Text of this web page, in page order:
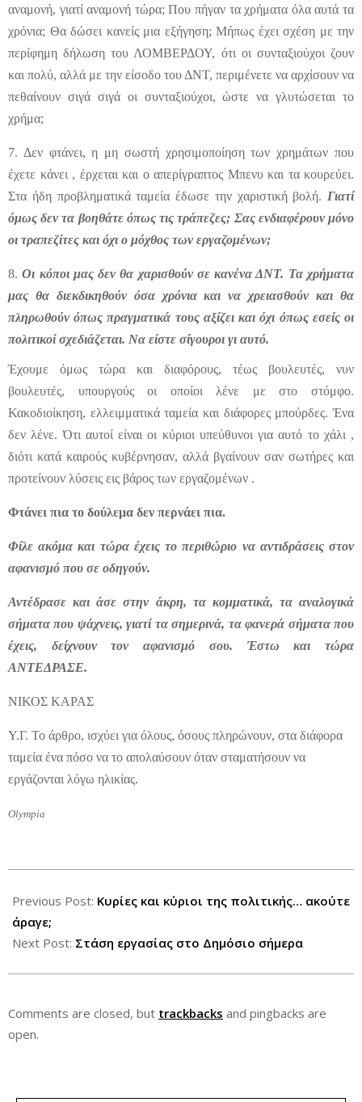
αναμονή, γιατί αναμονή τώρα; Που πήγαν τα χρήματα όλα αυτά τα
χρόνια; Θα δώσει κανείς μια εξήγηση; Μήπως έχει σχέση με την
περίφημη δήλωση του ΛΟΜΒΕΡΔΟΥ, ότι οι συνταξιούχοι ζουν
και πολύ, αλλά με την είσοδο του ΔΝΤ, περιμένετε να αρχίσουν να
πεθαίνουν σιγά σιγά οι συνταξιούχοι, ώστε να γλυτώσεται το
χρήμα;
7. Δεν φτάνει, η μη σωστή χρησιμοποίηση των χρημάτων που
έχετε κάνει , έρχεται και ο απερίγραπτος Μπενυ και τα κουρεύει.
Στα ήδη προβληματικά ταμεία έδωσε την χαριστική βολή. Γιατί
όμως δεν τα βοηθάτε όπως τις τράπεζες; Σας ενδιαφέρουν μόνο
οι τραπεζίτες και όχι ο μόχθος των εργαζομένων;
8.Οι κόποι μας δεν θα χαρισθούν σε κανένα ΔΝΤ. Τα χρήματα
μας θα διεκδικηθούν όσα χρόνια και να χρειασθούν και θα
πληρωθούν όπως πραγματικά τους αξίζει και όχι όπως εσείς οι
πολιτικοί σχεδιάζεται. Να είστε σίγουροι γι αυτό.
Έχουμε όμως τώρα και διαφόρους, τέως βουλευτές, νυν
βουλευτές, υπουργούς οι οποίοι λένε με στο στόμφο.
Κακοδιοίκηση, ελλειμματικά ταμεία και διάφορες μπούρδες. Ένα
δεν λένε. Ότι αυτοί είναι οι κύριοι υπεύθυνοι για αυτό το χάλι ,
διότι κατά καιρούς κυβέρνησαν, αλλά βγαίνουν σαν σωτήρες και
προτείνουν λύσεις εις βάρος των εργαζομένων .
Φτάνει πια το δούλεμα δεν περνάει πια.
Φίλε ακόμα και τώρα έχεις το περιθώριο να αντιδράσεις στον
αφανισμό που σε οδηγούν.
Αντέδρασε και άσε στην άκρη, τα κομματικά, τα αναλογικά
σήματα που ψάχνεις, γιατί τα σημερινά, τα φανερά σήματα που
έχεις, δείχνουν τον αφανισμό σου. Έστω και τώρα
ΑΝΤΕΔΡΑΣΕ.
ΝΙΚΟΣ ΚΑΡΑΣ
Υ.Γ. Το άρθρο, ισχύει για όλους, όσους πληρώνουν, στα διάφορα
ταμεία ένα πόσο να το απολαύσουν όταν σταματήσουν να
εργάζονται λόγω ηλικίας.
Olympia
07-
24
Previous Post: Κυρίες και κύριοι της πολιτικής… ακούτε
άραγε;
Next Post: Στάση εργασίας στο Δημόσιο σήμερα
Comments are closed, but trackbacks and pingbacks are
open.